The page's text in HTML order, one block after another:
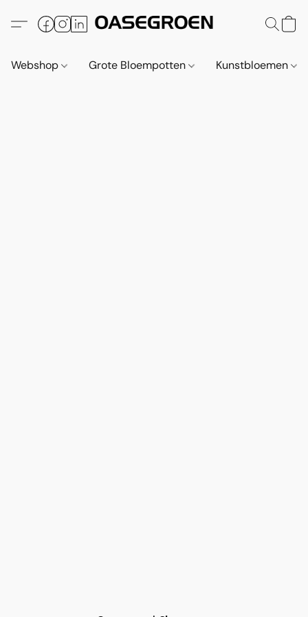
Webshop Grote Bloempotten Kunstbloemen